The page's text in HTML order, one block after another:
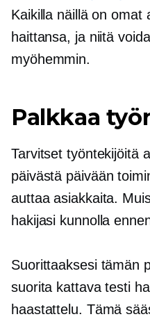
Kaikilla näillä on omat
haittansa, ja niitä
myöhemmin.
Palkkaa
Tarvitset työntekijöitä
päivästä päivään
auttaa asiakkaita.
hakijasi kunnolla
Suorittaaksesi tämän
suorita kattava testi
haastattelu. Tämä